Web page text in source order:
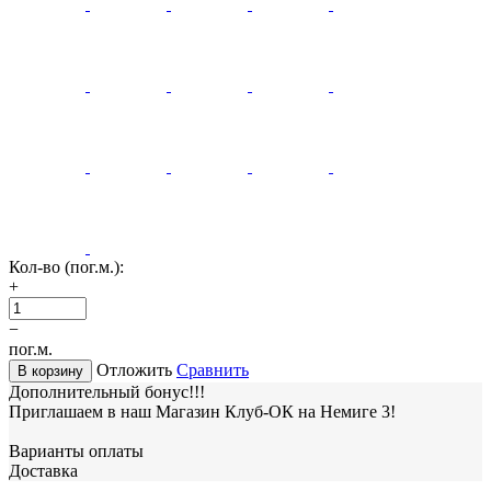
Кол-во (пог.м.):
+
−
пог.м.
В корзину Отложить Сравнить
Дополнительный бонус!!!
Приглашаем в наш Магазин Клуб-ОК на Немиге 3!
Варианты оплаты
Доставка